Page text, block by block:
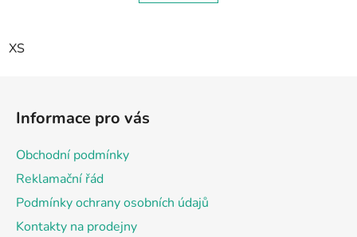
XS
Informace pro vás
Obchodní podmínky
Reklamační řád
Podmínky ochrany osobních údajů
Kontakty na prodejny